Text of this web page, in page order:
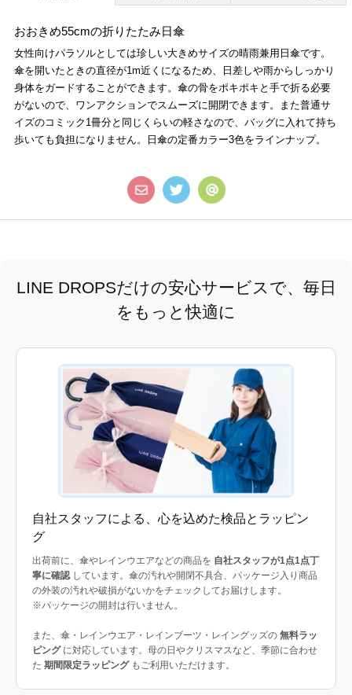
おおきめ55cmの折りたたみ日傘
女性向けパラソルとしては珍しい大きめサイズの晴雨兼用日傘です。
傘を開いたときの直径が1m近くになるため、日差しや雨からしっかり
身体をガードすることができます。傘の骨をポキポキと手で折る必要
がないので、ワンアクションでスムーズに開閉できます。また普通サ
イズのコミック1冊分と同じくらいの軽さなので、バッグに入れて持ち
歩いても負担になりません。日傘の定番カラー3色をラインナップ。
LINE DROPSだけの安心サービスで、毎日
をもっと快適に
自社スタッフによる、心を込めた検品とラッピン
グ
出荷前に、傘やレインウエアなどの商品を 自社スタッフが1点1点丁
寧に確認しています。傘の汚れや開閉不具合、パッケージ入り商品
の外装の汚れや破損がないかをチェックしてお届けします。
※パッケージの開封は行いません。
また、傘・レインウエア・レインブーツ・レイングッズの 無料ラッ
ピングに対応しています。母の日やクリスマスなど、季節に合わせ
た 期間限定ラッピングもご利用いただけます。